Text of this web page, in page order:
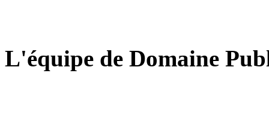
L'équipe de Domaine